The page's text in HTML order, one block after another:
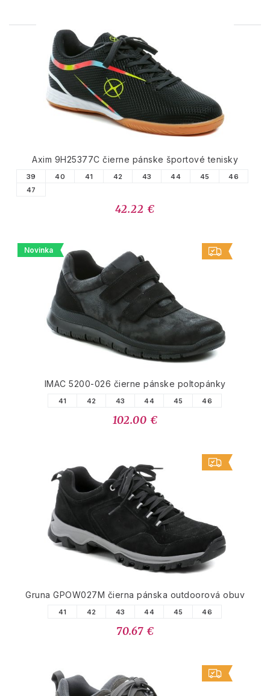
PODOBNÉ PRODUKTY
Axim 9H25377C čierne pánske športové tenisky
39 40 41 42 43 44 45
46
47
42.22 €
Novinka
IMAC 5200-026 čierne pánske poltopánky
41 42 43 44 45 46
102.00 €
Gruna GPOW027M čierna pánska outdoorová obuv
41 42 43 44 45 46
70.67 €